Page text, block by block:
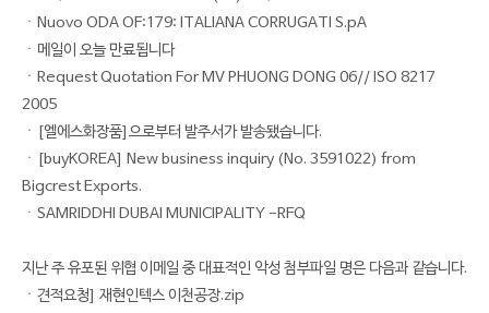
ㆍNuovo ODA OF:179: ITALIANA CORRUGATI S.pA
ㆍ메일이 오늘 만료됩니다
ㆍRequest Quotation For MV PHUONG DONG 06// ISO 8217
2005
ㆍ[엘에스화장품]으로부터 발주서가 발송됐습니다.
ㆍ[buyKOREA] New business inquiry (No. 3591022) from
Bigcrest Exports.
ㆍSAMRIDDHI DUBAI MUNICIPALITY -RFQ
지난 주 유포된 위협 이메일 중 대표적인 악성 첨부파일 명은 다음과 같습니다.
ㆍ견적요청] 재현인텍스 이천공장.zip